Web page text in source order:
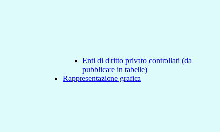
Enti di diritto privato controllati (da
pubblicare in tabelle)
Rappresentazione grafica